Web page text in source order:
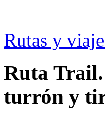
Rutas y
Ruta
turrón y